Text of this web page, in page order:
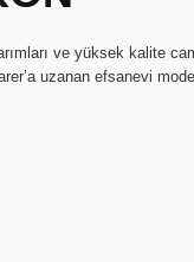
ve yüksek kalite
uzanan efsanevi